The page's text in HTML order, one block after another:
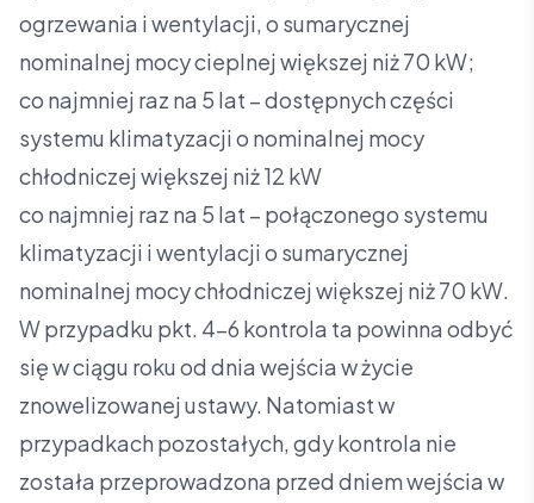
ogrzewania i wentylacji, o sumarycznej
nominalnej mocy cieplnej większej niż 70 kW;
co najmniej raz na 5 lat – dostępnych części
systemu klimatyzacji o nominalnej mocy
chłodniczej większej niż 12 kW
co najmniej raz na 5 lat – połączonego systemu
klimatyzacji i wentylacji o sumarycznej
nominalnej mocy chłodniczej większej niż 70 kW.
W przypadku pkt. 4-6 kontrola ta powinna odbyć
się w ciągu roku od dnia wejścia w życie
znowelizowanej ustawy. Natomiast w
przypadkach pozostałych, gdy kontrola nie
została przeprowadzona przed dniem wejścia w